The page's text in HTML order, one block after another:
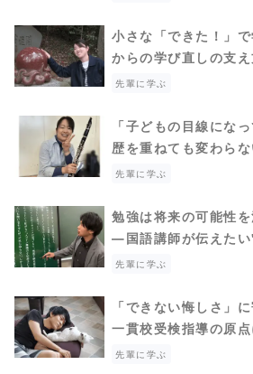
小さな「できた！」
からの学び直しの支え
先輩に学ぶ
「子どもの目線にな
歴を重ねても変わら
先輩に学ぶ
勉強は将来の可能性
―国語講師が伝えた
先輩に学ぶ
「できない悔しさ」
一貫校受検指導の原
先輩に学ぶ